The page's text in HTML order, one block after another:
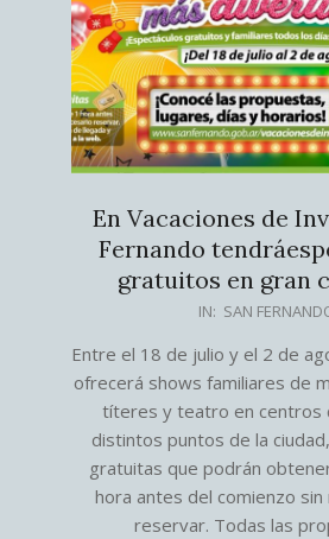
En Vacaciones de
Fernando
gratuitos en gran
11
IN: SAN
Entre el 18 de julio y el 2 de
ofrecerá shows familiares de
títeres y teatro en centros
distintos puntos de la
gratuitas que podrán
hora antes del comienzo sin
reservar. Todas las